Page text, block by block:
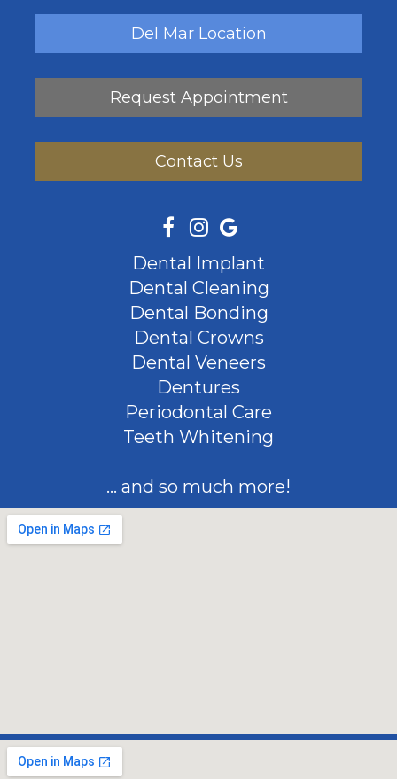
Del Mar Location
Request Appointment
Contact Us
Dental Implant
Dental Cleaning
Dental Bonding
Dental Crowns
Dental Veneers
Dentures
Periodontal Care
Teeth Whitening
... and so much more!